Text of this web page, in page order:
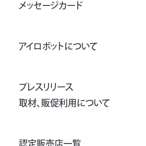
メッセージカード
アイロボットについて
プレスリリース
取材、販促利用について
認定販売店一覧